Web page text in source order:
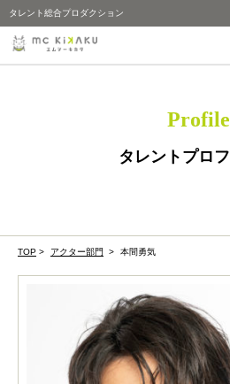
タレント総合プロダクション
Profile
タレントプロ
TOP > アクター部門 > 本間勇気